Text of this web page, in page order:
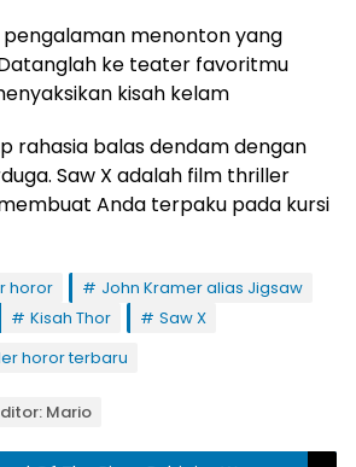
menonton yang
ke teater favoritmu
kisah kelam
rahasia balas dendam dengan
Saw X adalah film thriller
Anda terpaku pada kursi
horor
John Kramer alias Jigsaw
Kisah Thor
Saw X
horor terbaru
Mario